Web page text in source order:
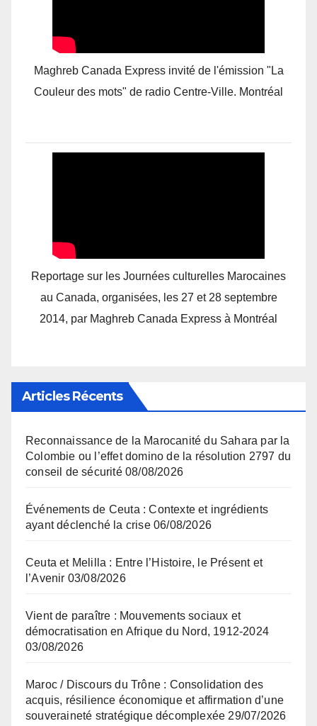
Maghreb Canada Express invité de l'émission "La
Couleur des mots" de radio Centre-Ville. Montréal
Reportage sur les Journées culturelles Marocaines
au Canada, organisées, les 27 et 28 septembre
2014, par Maghreb Canada Express à Montréal
Articles Récents
Reconnaissance de la Marocanité du Sahara par la
Colombie ou l’effet domino de la résolution 2797 du
conseil de sécurité 08/08/2026
Événements de Ceuta : Contexte et ingrédients
ayant déclenché la crise 06/08/2026
Ceuta et Melilla : Entre l’Histoire, le Présent et
l’Avenir 03/08/2026
Vient de paraître : Mouvements sociaux et
démocratisation en Afrique du Nord, 1912-2024
03/08/2026
Maroc / Discours du Trône : Consolidation des
acquis, résilience économique et affirmation d’une
souveraineté stratégique décomplexée 29/07/2026